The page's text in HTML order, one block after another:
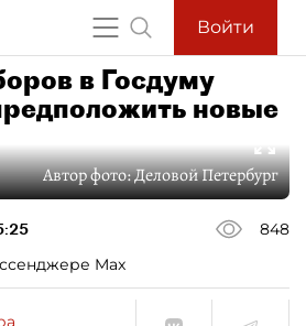
Войти
в Госдуму
новые
Автор фото:Деловой Петербург
848
Max